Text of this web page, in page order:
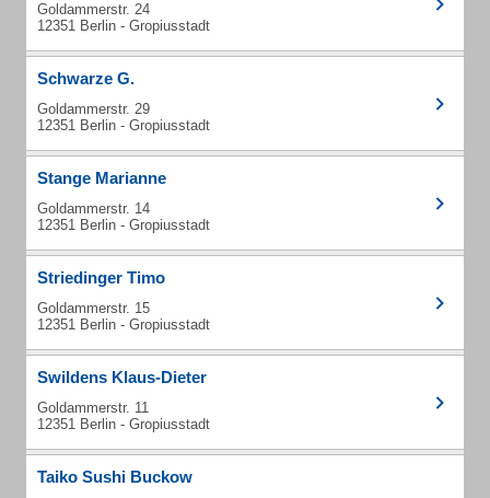
Goldammerstr. 24
12351 Berlin - Gropiusstadt
Schwarze G.
Goldammerstr. 29
12351 Berlin - Gropiusstadt
Stange Marianne
Goldammerstr. 14
12351 Berlin - Gropiusstadt
Striedinger Timo
Goldammerstr. 15
12351 Berlin - Gropiusstadt
Swildens Klaus-Dieter
Goldammerstr. 11
12351 Berlin - Gropiusstadt
Taiko Sushi Buckow